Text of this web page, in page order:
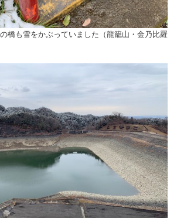
橋も雪をかぶっていました（龍籠山・金乃比羅